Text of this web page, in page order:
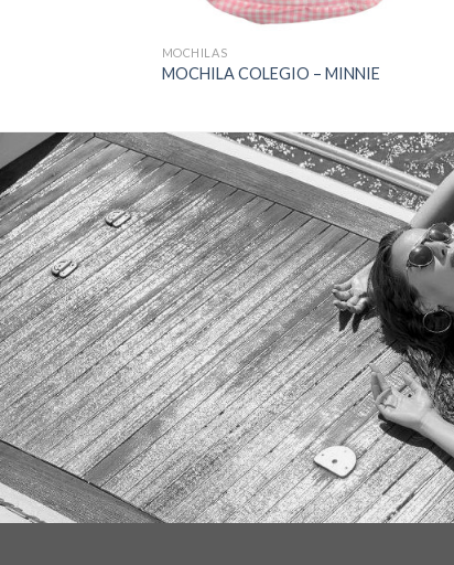
MOCHILAS
MOCHILA COLEGIO – MINNIE